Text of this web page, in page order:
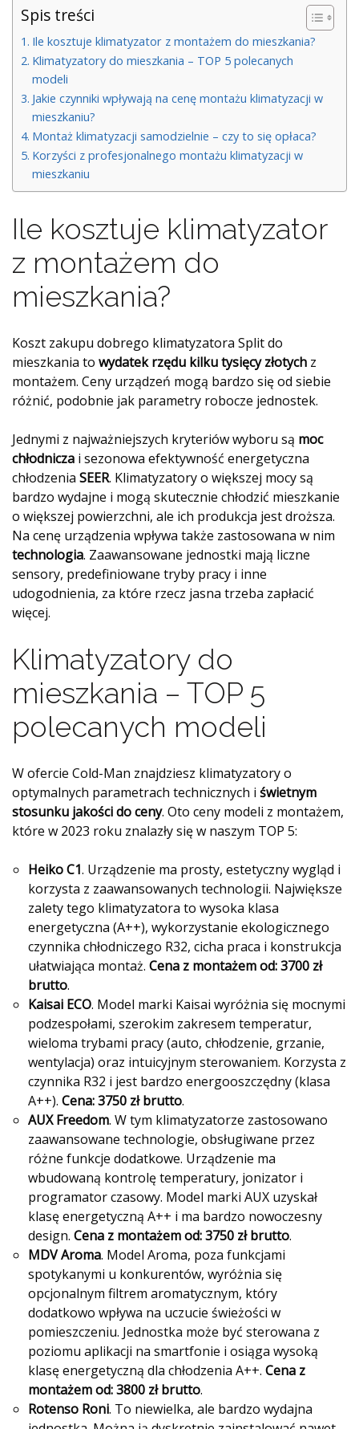
Spis treści
Ile kosztuje klimatyzator z montażem do mieszkania?
Klimatyzatory do mieszkania – TOP 5 polecanych
modeli
Jakie czynniki wpływają na cenę montażu klimatyzacji w
mieszkaniu?
Montaż klimatyzacji samodzielnie – czy to się opłaca?
Korzyści z profesjonalnego montażu klimatyzacji w
mieszkaniu
Ile kosztuje klimatyzator
z montażem do
mieszkania?
Koszt zakupu dobrego klimatyzatora Split do
mieszkania to wydatek rzędu kilku tysięcy złotych z
montażem. Ceny urządzeń mogą bardzo się od siebie
różnić, podobnie jak parametry robocze jednostek.
Jednymi z najważniejszych kryteriów wyboru są moc
chłodnicza i sezonowa efektywność energetyczna
chłodzenia SEER. Klimatyzatory o większej mocy są
bardzo wydajne i mogą skutecznie chłodzić mieszkanie
o większej powierzchni, ale ich produkcja jest droższa.
Na cenę urządzenia wpływa także zastosowana w nim
technologia. Zaawansowane jednostki mają liczne
sensory, predefiniowane tryby pracy i inne
udogodnienia, za które rzecz jasna trzeba zapłacić
więcej.
Klimatyzatory do
mieszkania – TOP 5
polecanych modeli
W ofercie Cold-Man znajdziesz klimatyzatory o
optymalnych parametrach technicznych i świetnym
stosunku jakości do ceny. Oto ceny modeli z montażem,
które w 2023 roku znalazły się w naszym TOP 5:
Heiko C1. Urządzenie ma prosty, estetyczny wygląd i
korzysta z zaawansowanych technologii. Największe
zalety tego klimatyzatora to wysoka klasa
energetyczna (A++), wykorzystanie ekologicznego
czynnika chłodniczego R32, cicha praca i konstrukcja
ułatwiająca montaż. Cena z montażem od: 3700 zł
brutto.
Kaisai ECO. Model marki Kaisai wyróżnia się mocnymi
podzespołami, szerokim zakresem temperatur,
wieloma trybami pracy (auto, chłodzenie, grzanie,
wentylacja) oraz intuicyjnym sterowaniem. Korzysta z
czynnika R32 i jest bardzo energooszczędny (klasa
A++). Cena: 3750 zł brutto.
AUX Freedom. W tym klimatyzatorze zastosowano
zaawansowane technologie, obsługiwane przez
różne funkcje dodatkowe. Urządzenie ma
wbudowaną kontrolę temperatury, jonizator i
programator czasowy. Model marki AUX uzyskał
klasę energetyczną A++ i ma bardzo nowoczesny
design. Cena z montażem od: 3750 zł brutto.
MDV Aroma. Model Aroma, poza funkcjami
spotykanymi u konkurentów, wyróżnia się
opcjonalnym filtrem aromatycznym, który
dodatkowo wpływa na uczucie świeżości w
pomieszczeniu. Jednostka może być sterowana z
poziomu aplikacji na smartfonie i osiąga wysoką
klasę energetyczną dla chłodzenia A++. Cena z
montażem od: 3800 zł brutto.
Rotenso Roni. To niewielka, ale bardzo wydajna